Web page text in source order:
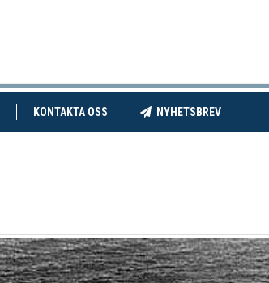
KONTAKTA OSS (CURRENT)NYHETSBREV(CURRENT)